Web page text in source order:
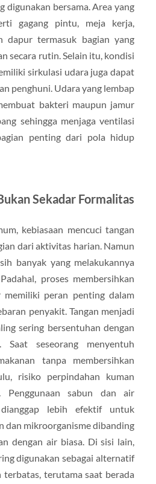
digunakan bersama. Area yang
gagang pintu, meja kerja,
dapur termasuk bagian yang
secara rutin. Selain itu, kondisi
sirkulasi udara juga dapat
penghuni. Udara yang lembap
bakteri maupun jamur
sehingga menjaga ventilasi
penting dari pola hidup
Sekadar Formalitas
kebiasaan mencuci tangan
dari aktivitas harian. Namun
banyak yang melakukannya
proses membersihkan
memiliki peran penting dalam
penyakit. Tangan menjadi
sering bersentuhan dengan
Saat seseorang menyentuh
tanpa membersihkan
risiko perpindahan kuman
Penggunaan sabun dan air
lebih efektif untuk
dan mikroorganisme dibanding
dengan air biasa. Di sisi lain,
digunakan sebagai alternatif
terbatas, terutama saat berada